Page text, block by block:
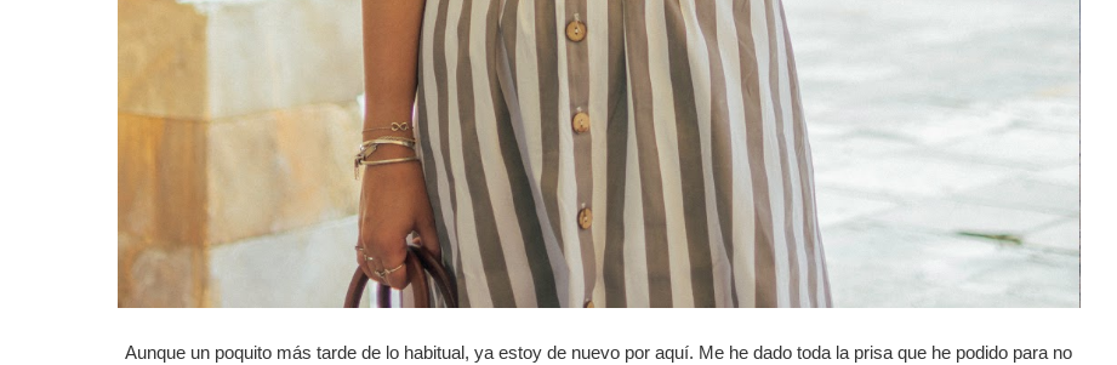
Aunque un poquito más tarde de lo habitual, ya estoy de nuevo por aquí. Me he dado toda la prisa que he podido para no